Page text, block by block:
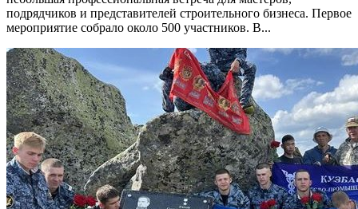
подрядчиков и представителей строительного бизнеса. Первое
мероприятие собрало около 500 участников. В...